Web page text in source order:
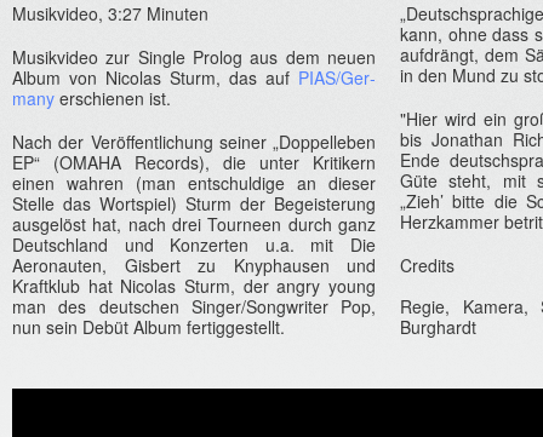
Musik­video, 3:27 Minut­en
Musik­video zur Single Pro­log aus dem neuen
Album von Nicolas Sturm, das auf PIAS/Ger­
many erschien­en ist.
Nach der Veröf­fentlic­hung sein­er „Dop­pelleb­en
EP“ (OMAHA Re­cords), die unter Kritikern
einen wahr­en (man en­tschul­dige an di­es­er
Stel­le das Wortspiel) Sturm der Be­geis­terung
aus­gelöst hat, nach drei Tour­ne­en durch ganz
De­utschland und Kon­zert­en u.a. mit Die
Aeronaut­en, Gis­bert zu Knyp­haus­en und
Kraftklub hat Nicolas Sturm, der angry young
man des de­utsch­en Sin­ger/Songwrit­er Pop,
nun sein Debüt Album fer­tigges­tellt.
kann, ohne dass
aufdrängt, dem
in den Mund zu
"Hier wird ein
bis Jonat­han
Ende
Güte steht, mit
„Zieh’ bitte die
Herzkamm­er
Credits
Regie, Kamera,
Burghardt